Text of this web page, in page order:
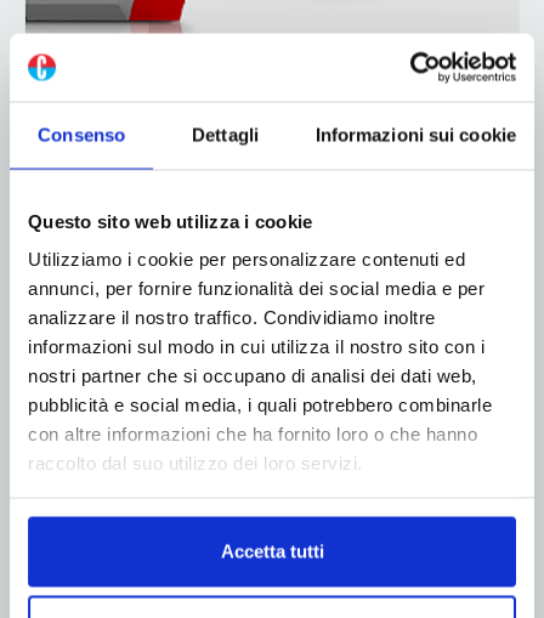
Consenso Dettagli Informazioni sui cookie
Questo sito web utilizza i cookie
Utilizziamo i cookie per personalizzare contenuti ed
annunci, per fornire funzionalità dei social media e per
analizzare il nostro traffico. Condividiamo inoltre
informazioni sul modo in cui utilizza il nostro sito con i
nostri partner che si occupano di analisi dei dati web,
pubblicità e social media, i quali potrebbero combinarle
con altre informazioni che ha fornito loro o che hanno
raccolto dal suo utilizzo dei loro servizi.
Accetta tutti
ADV